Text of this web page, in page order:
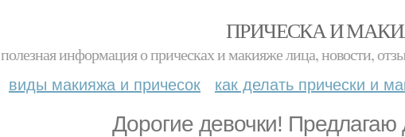
ПРИЧЕСКА И
полезная информация о прическах и макияже лица, новости,
виды макияжа и причесок как делать прически и
Дорогие девочки! Предлагаю